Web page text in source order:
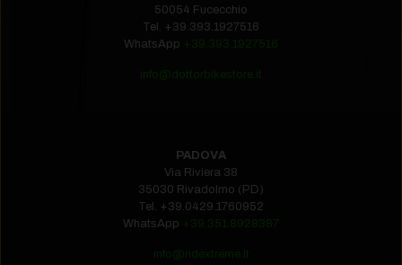
50054 Fucecchio
Tel. +39.393.1927516‬
WhatsApp +39.393.1927516
info@dottorbikestore.it
PADOVA
Via Riviera 38
35030 Rivadolmo (PD)
Tel. +39.0429.1760952‬
WhatsApp +39.351.8928387
info@ridextreme.it